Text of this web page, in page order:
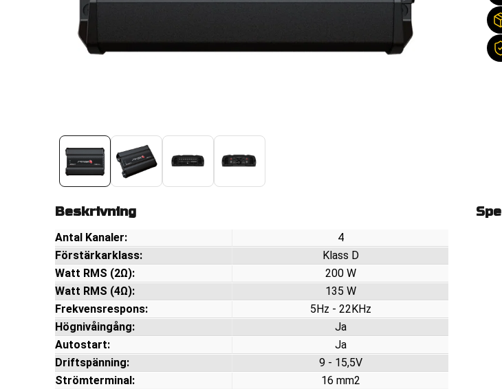
Beskrivning
Antal Kanaler:
4
Förstärkarklass:
Klass D
Watt RMS (2Ω):
200 W
Watt RMS (4Ω):
135 W
Frekvensrespons:
5Hz - 22KHz
Högnivåingång:
Ja
Autostart:
Ja
Driftspänning:
9 - 15,5V
Strömterminal:
16 mm2